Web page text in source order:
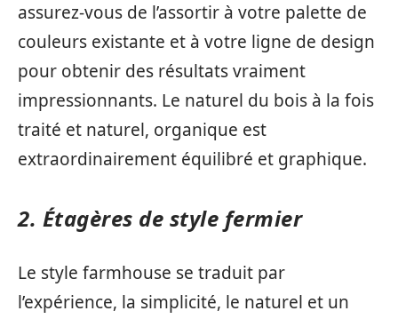
assurez-vous de l’assortir à votre palette de
couleurs existante et à votre ligne de design
pour obtenir des résultats vraiment
impressionnants. Le naturel du bois à la fois
traité et naturel, organique est
extraordinairement équilibré et graphique.
2. Étagères de style fermier
Le style farmhouse se traduit par
l’expérience, la simplicité, le naturel et un